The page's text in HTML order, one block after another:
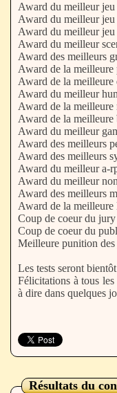
Award du meilleur
Award du meilleur
Award du meilleur
Award du meilleur
Award des meilleurs
Award de la
Award de la meilleure
Award du meilleur
Award de la meilleure
Award de la meilleure
Award du meilleur
Award des meilleurs
Award des meilleurs
Award du meilleur a-
Award du meilleur
Award des meilleurs
Award de la
Coup de coeur du
Coup de coeur du
Meilleure punition
Les tests seront
Félicitations à tous
à dire dans quelques
Résultats du